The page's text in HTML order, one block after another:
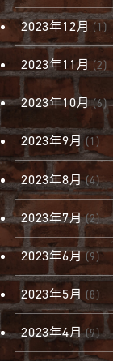
2023年12月 (1)
2023年11月(2)
2023年10月(6)
2023年9月 (1)
2023年8月(4)
2023年7月(2)
2023年6月(9)
2023年5月 (8)
2023年4月(9)